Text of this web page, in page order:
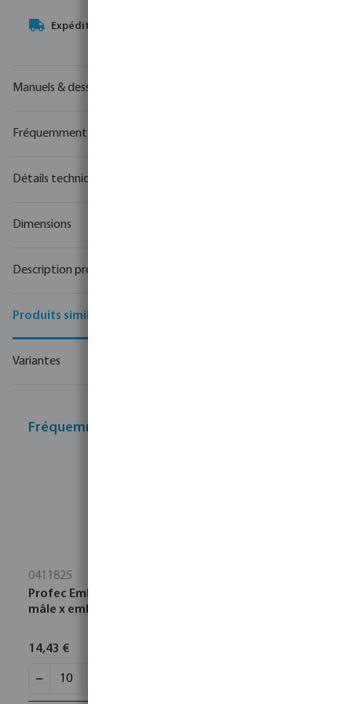
Votrepartenaire commercial
0411825
Profec Embout de tuyau laiton 1" x 25 mm filetage